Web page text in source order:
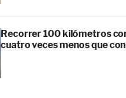
Recorrer 100 kilómetros
cuatro veces menos que